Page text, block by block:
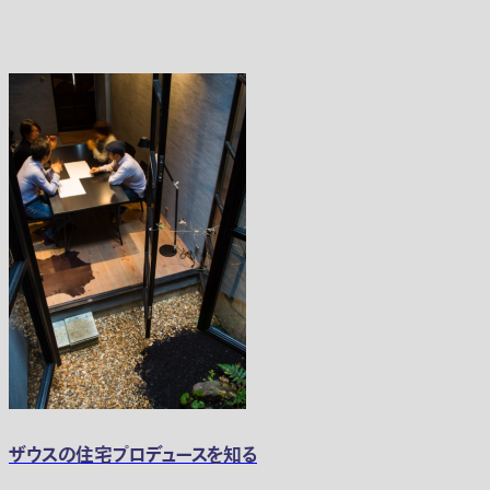
ザウスの住宅プロデュースを知る